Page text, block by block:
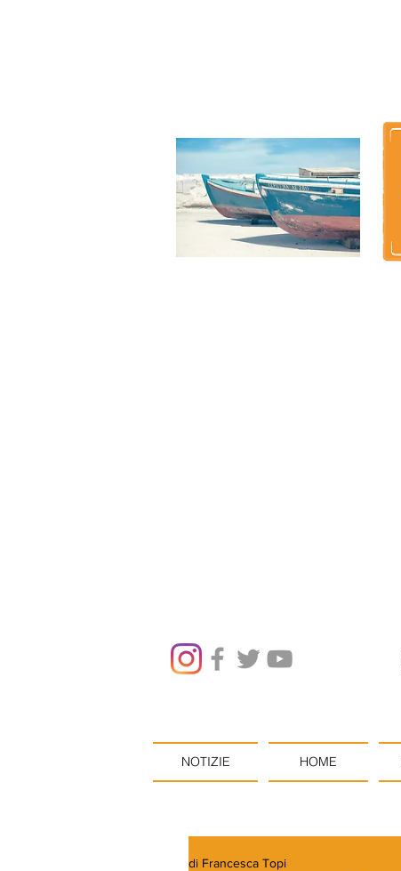
NOTIZIE HOME
di Francesca Topi